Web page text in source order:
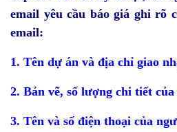
email yêu cầu báo giá ghi rõ
email:
1. Tên dự án và địa chỉ giao
2. Bản vẽ, số lượng chi tiết của
3. Tên và số điện thoại của